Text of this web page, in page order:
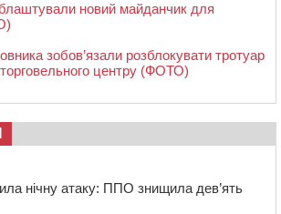
новий майданчик для
зобов’язали розблокувати тротуар
центру (ФОТО)
нічну атаку: ППО знищила дев’ять